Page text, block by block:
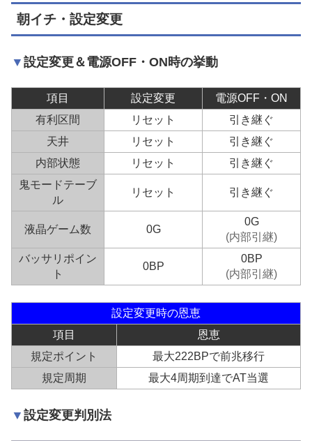
朝イチ・設定変更
設定変更＆電源OFF・ON時の挙動
項目 設定変更
電源OFF・ON
有利区間
リセット
引き継ぐ
天井
リセット
引き継ぐ
内部状態
リセット
引き継ぐ
鬼モードテーブ
ル
リセット 引き継ぐ
液晶ゲーム数 0G
0G
(内部引継)
バッサリポイン
ト
0BP
0BP
(内部引継)
設定変更時の恩恵
項目
恩恵
規定ポイント
最大222BPで前兆移行
規定周期
最大4周期到達でAT当選
設定変更判別法